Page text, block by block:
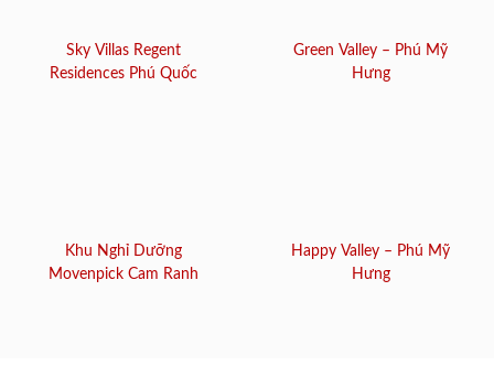
Sky Villas Regent
Residences Phú Quốc
Green Valley – Phú Mỹ
Hưng
Khu Nghỉ Dưỡng
Movenpick Cam Ranh
Happy Valley – Phú Mỹ
Hưng